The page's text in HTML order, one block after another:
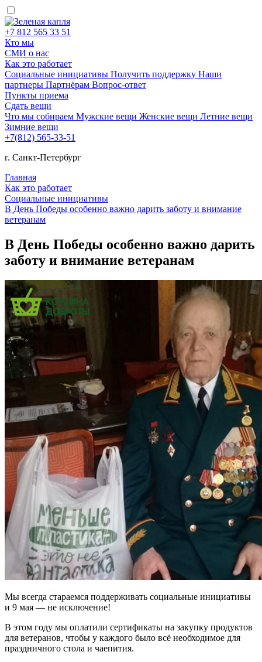
+7 812 565 33 51
Кто мы
СМИ о нас
Как это работает
Социальные инициативы Получить поддержку Наши
партнеры Партнёрам Вопрос-ответ
Пункты приема
Сдать вещи
Что мы собираем Мужские вещи Женские вещи Летние вещи
Зимние вещи
+7(812) 565-33-51
г. Санкт-Петербург
Главная
Как это работает
Социальные инициативы
В День Победы особенно важно дарить заботу и внимание
ветеранам
В День Победы особенно важно дарить
заботу и внимание ветеранам
Мы всегда стараемся поддерживать социальные инициативы
и 9 мая — не исключение!
В этом году мы оплатили сертификаты на закупку продуктов
для ветеранов, чтобы у каждого было всё необходимое для
праздничного стола и чаепития.